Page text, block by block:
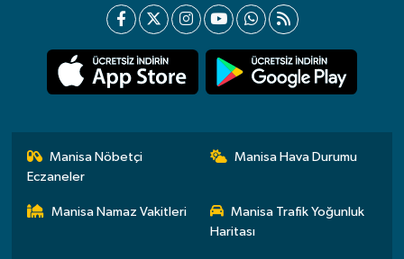
Manisa Nöbetçi
Eczaneler
Manisa Hava Durumu
Manisa Namaz Vakitleri
Manisa Trafik Yoğunluk
Haritası